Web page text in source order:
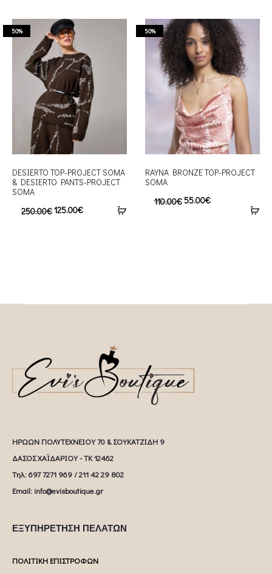
50%
DESIERTO TOP-PROJECT SOMA
& DESIERTO PANTS-PROJECT
SOMA
250.00€125.00€
50%
RAYNA BRONZE TOP-PROJECT
SOMA
110.00€55.00€
ΗΡΩΩΝ ΠΟΛΥΤΕΧΝΕΙΟΥ 70 & ΣΟΥΚΑΤΖΙΔΗ 9
ΔΑΣΟΣ ΧΑΪΔΑΡΙΟΥ - ΤΚ 12462
Tηλ: 697 7271 969 / 211 42 29 802
Email: info@evisboutique.gr
ΕΞΥΠΗΡΕΤΗΣΗ ΠΕΛΑΤΩΝ
ΠΟΛΙΤΙΚΗ ΕΠΙΣΤΡΟΦΩΝ